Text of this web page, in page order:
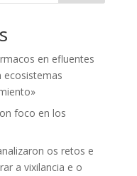
en efluentes
ecosistemas
foco en los
os retos e
a vixilancia e o